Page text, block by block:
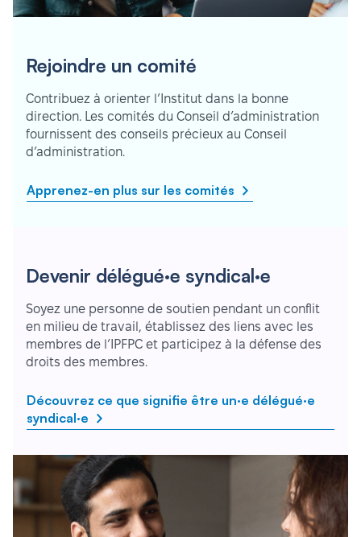
Rejoindre un comité
Contribuez à orienter l’Institut dans la bonne
direction. Les comités du Conseil d’administration
fournissent des conseils précieux au Conseil
d’administration.
Apprenez-en plus sur les comités
Devenir délégué·e syndical·e
Soyez une personne de soutien pendant un conflit
en milieu de travail, établissez des liens avec les
membres de l’IPFPC et participez à la défense des
droits des membres.
Découvrez ce que signifie être un·e délégué·e
syndical·e